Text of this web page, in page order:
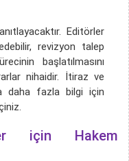
Editörler
revizyon talep
başlatılmasını
nihaidir. İtiraz ve
daha fazla bilgi için
için Hakem